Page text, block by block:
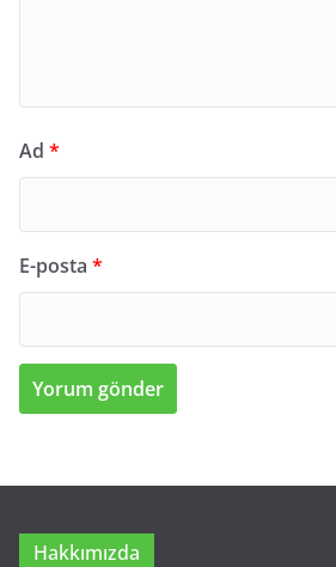
Ad *
E-posta *
Hakkımızda